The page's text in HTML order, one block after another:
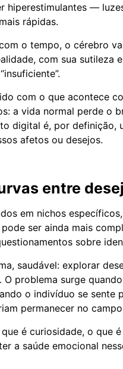
hiperestimulantes —
rápidas.
o tempo, o cérebro
com sua sutileza
com o que acontece
a vida normal perde o
digital é, por
afetos ou desejos.
entre
em nichos
ser ainda mais
sobre
saudável: explorar
problema surge
o indivíduo se
permanecer no
é curiosidade, o que
a saúde emocional